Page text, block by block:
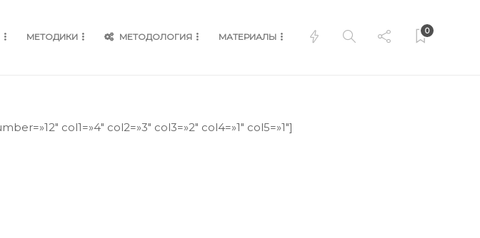
МЕТОДИКИ МЕТОДОЛОГИЯ МАТЕРИАЛЫ
0
col1=»4″ col2=»3″ col3=»2″ col4=»1″ col5=»1″]